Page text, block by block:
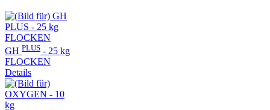
GH PLUS - 25 kg
FLOCKEN
Details